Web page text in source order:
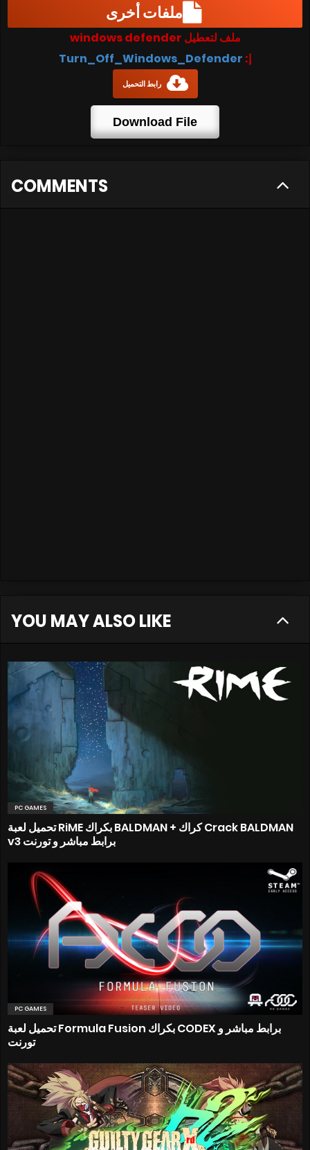
ملفات أخرى
ملف لتعطيل windows defender
إ: Turn_Off_Windows_Defender
رابط التحميل
Download File
COMMENTS
YOU MAY ALSO LIKE
PC GAMES
تحميل لعبة RiME بكراك BALDMAN + كراك Crack BALDMAN
v3 برابط مباشر و تورنت
PC GAMES
تحميل لعبة Formula Fusion بكراك CODEX برابط مباشر و
تورنت